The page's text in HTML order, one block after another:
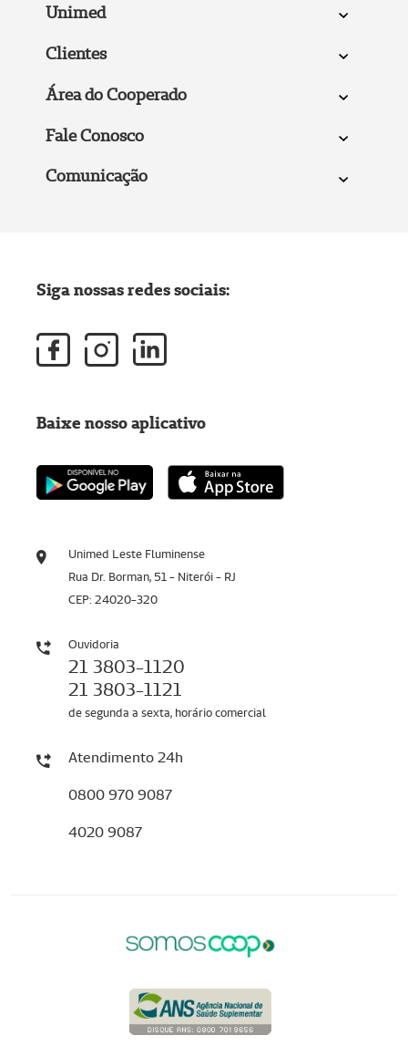
Unimed
Clientes
Área do Cooperado
Fale Conosco
Comunicação
Unimed Leste Fluminense
Rua Dr. Borman, 51 - Niterói - RJ
CEP: 24020-320
Ouvidoria
21 3803-1120
21 3803-1121
de segunda a sexta, horário comercial
Atendimento 24h
0800 970 9087
4020 9087
Siga nossas redes sociais:
Baixe nosso aplicativo